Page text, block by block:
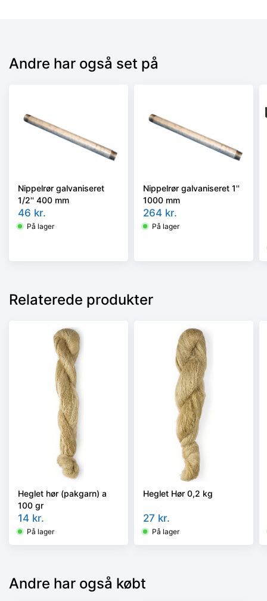
Andre har også set på
Nippelrør galvaniseret
1/2'' 400 mm
46 kr.
På lager
Nippelrør galvaniseret 1''
1000 mm
264 kr.
På lager
Relaterede produkter
Heglet hør (pakgarn) a
100 gr
14 kr.
På lager
Heglet Hør 0,2 kg
27 kr.
På lager
Andre har også købt